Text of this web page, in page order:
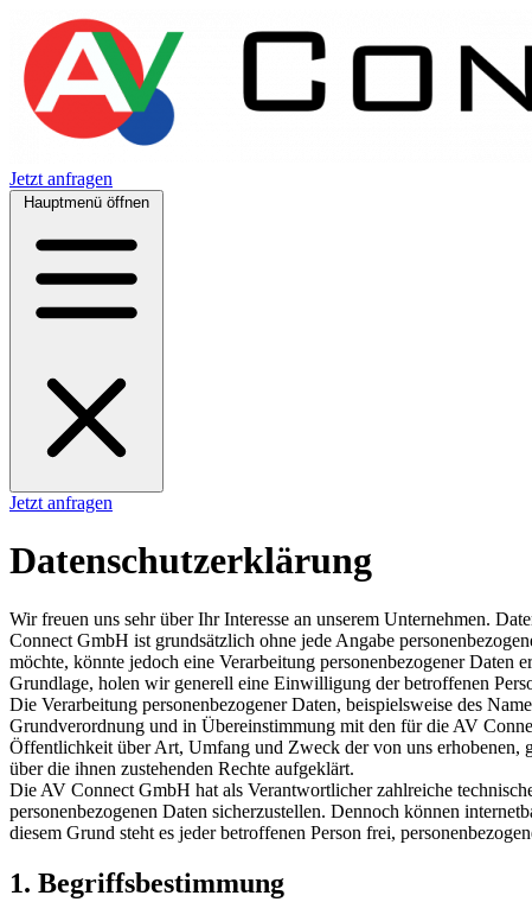
Jetzt anfragen
Hauptmenü öffnen
Jetzt anfragen
Datenschutzerklärung
Wir freuen uns sehr über Ihr Interesse an unserem Unternehmen.
Connect GmbH ist grundsätzlich ohne jede Angabe
möchte, könnte jedoch eine Verarbeitung personenbezogener
Grundlage, holen wir generell eine Einwilligung der betroffenen
Die Verarbeitung personenbezogener Daten, beispielsweise des
Grundverordnung und in Übereinstimmung mit den für die AV
Öffentlichkeit über Art, Umfang und Zweck der von uns erhobenen,
über die ihnen zustehenden Rechte aufgeklärt.
Die AV Connect GmbH hat als Verantwortlicher zahlreiche
personenbezogenen Daten sicherzustellen. Dennoch können
diesem Grund steht es jeder betroffenen Person frei,
1. Begriffsbestimmung